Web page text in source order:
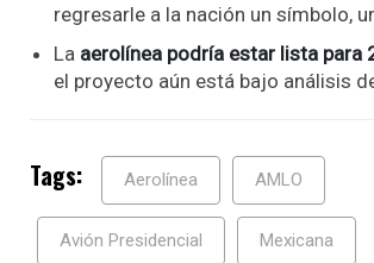
regresarle a la nación un símbolo,
La aerolínea podría estar lista para
el proyecto aún está bajo análisis
Tags: Aerolínea AMLO
Avión Presidencial Mexicana